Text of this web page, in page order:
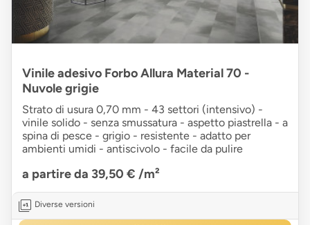
Vinile adesivo Forbo Allura Material 70 -
Nuvole grigie
Strato di usura 0,70 mm - 43 settori (intensivo) -
vinile solido - senza smussatura - aspetto piastrella - a
spina di pesce - grigio - resistente - adatto per
ambienti umidi - antiscivolo - facile da pulire
a partire da 39,50 € /m²
Diverse versioni